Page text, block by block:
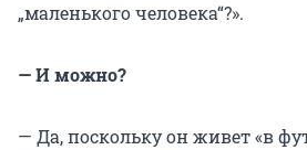
„маленького человека“?».
— И можно?
— Да, поскольку он живет «в